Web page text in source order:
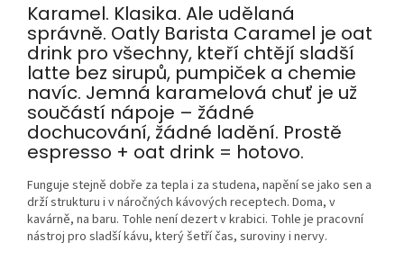
Karamel. Klasika. Ale udělaná
správně. Oatly Barista Caramel je oat
drink pro všechny, kteří chtějí sladší
latte bez sirupů, pumpiček a chemie
navíc. Jemná karamelová chuť je už
součástí nápoje – žádné
dochucování, žádné ladění. Prostě
espresso + oat drink = hotovo.
Funguje stejně dobře za tepla i za studena, napění se jako sen a
drží strukturu i v náročných kávových receptech. Doma, v
kavárně, na baru. Tohle není dezert v krabici. Tohle je pracovní
nástroj pro sladší kávu, který šetří čas, suroviny i nervy.